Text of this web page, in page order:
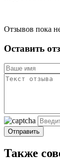
Отзывов пока
Оставить
Отправить
Также